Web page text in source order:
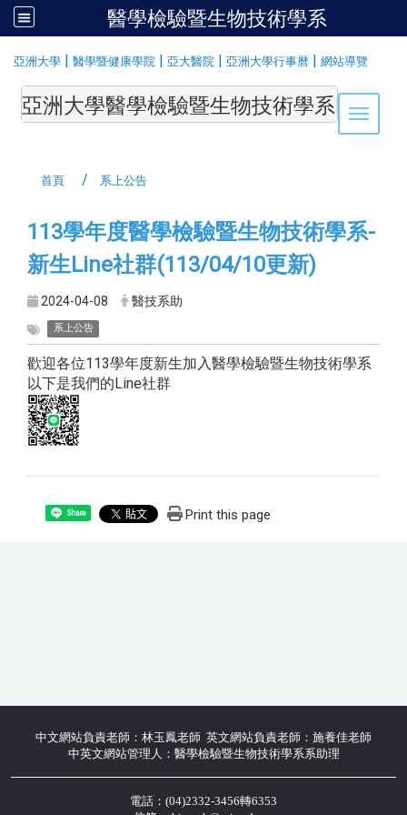
醫學檢驗暨生物技術學系
亞洲大學 | 醫學暨健康學院 | 亞大醫院 | 亞洲大學行事曆 | 網站導覽
Toggle
亞洲大學醫學檢驗暨生物技術學系
首頁 系上公告
113學年度醫學檢驗暨生物技術學系-
新生Line社群(113/04/10更新)
2024-04-08 醫技系助
系上公告
歡迎各位113學年度新生加入醫學檢驗暨生物技術學系
以下是我們的Line社群
Share Print this page
中文網站負責老師：林玉鳳老師 英文網站負責老師：施養佳老師
中英文網站管理人：醫學檢驗暨生物技術學系系助理
電話：(04)2332-3456轉6353